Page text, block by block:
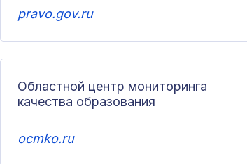
pravo.gov.ru
Областной центр мониторинга
качества образования
ocmko.ru